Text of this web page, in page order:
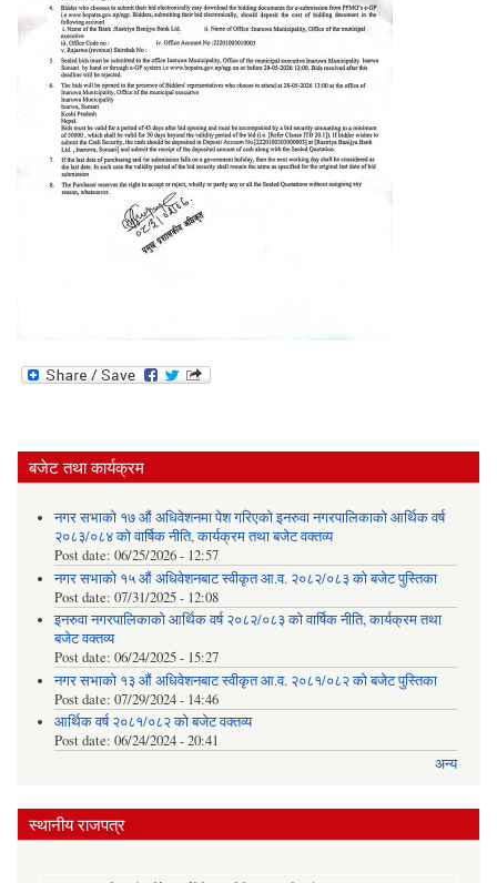
बजेट तथा कार्यक्रम
नगर सभाको १७ औं अधिवेशनमा पेश गरिएको इनरुवा नगरपालिकाको आर्थिक वर्ष
२०८३/०८४ को वार्षिक नीति, कार्यक्रम तथा बजेट वक्तव्य
Post date: 06/25/2026 - 12:57
नगर सभाको १५ औं अधिवेशनबाट स्वीकृत आ.व. २०८२/०८३ को बजेट पुस्तिका
Post date: 07/31/2025 - 12:08
इनरुवा नगरपालिकाको आर्थिक वर्ष २०८२/०८३ को वार्षिक नीति, कार्यक्रम तथा
बजेट वक्तव्य
Post date: 06/24/2025 - 15:27
नगर सभाको १३ औं अधिवेशनबाट स्वीकृत आ.व. २०८१/०८२ को बजेट पुस्तिका
Post date: 07/29/2024 - 14:46
आर्थिक वर्ष २०८१/०८२ को बजेट वक्तव्य
Post date: 06/24/2024 - 20:41
अन्य
स्थानीय राजपत्र